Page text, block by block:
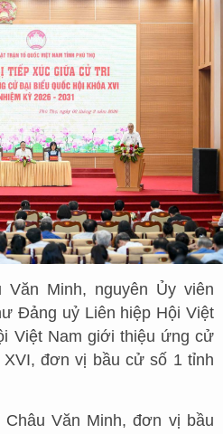
Minh, nguyên Ủy viên
Đảng uỷ Liên hiệp Hội Việt
Việt Nam giới thiệu ứng cử
đơn vị bầu cử số 1 tỉnh
Văn Minh, đơn vị bầu